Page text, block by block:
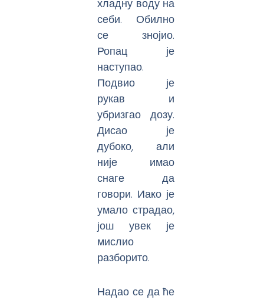
хладну воду на
себи. Обилно
се знојио.
Ропац је
наступао.
Подвио је
рукав и
убризгао дозу.
Дисао је
дубоко, али
није имао
снаге да
говори. Иако је
умало страдао,
још увек је
мислио
разборито.
Надао се да ће